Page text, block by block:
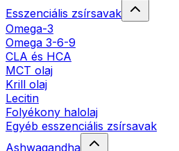
Esszenciális zsírsavak
Omega-3
Omega 3-6-9
CLA és HCA
MCT olaj
Krill olaj
Lecitin
Folyékony halolaj
Egyéb esszenciális zsírsavak
Ashwagandha